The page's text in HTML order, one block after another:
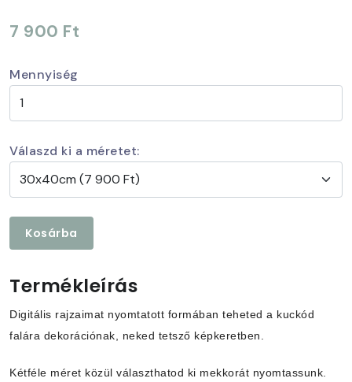
7 900 Ft
Mennyiség
Válaszd ki a méretet:
Kosárba
Termékleírás
Digitális rajzaimat nyomtatott formában teheted a kuckód
falára dekorációnak, neked tetsző képkeretben.
Kétféle méret közül választhatod ki mekkorát nyomtassunk.